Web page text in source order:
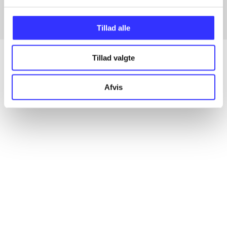
Tillad alle
Tillad valgte
Afvis
Alle registrerede artikler fordelt på udgivelser